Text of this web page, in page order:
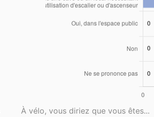
À vélo, vous diriez que vous êtes...